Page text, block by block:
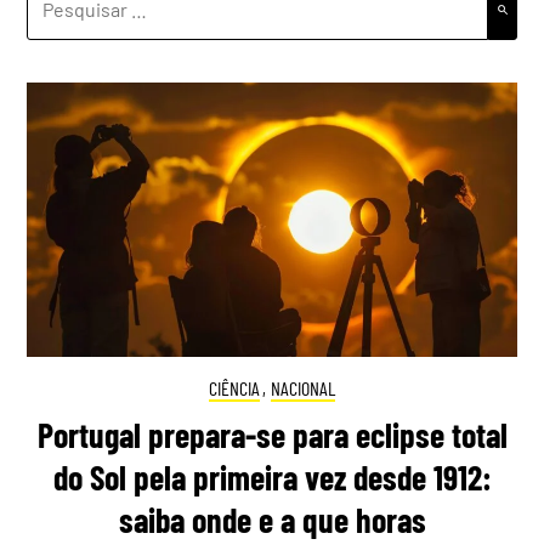
CIÊNCIA , NACIONAL
Portugal prepara-se para eclipse total
do Sol pela primeira vez desde 1912:
saiba onde e a que horas